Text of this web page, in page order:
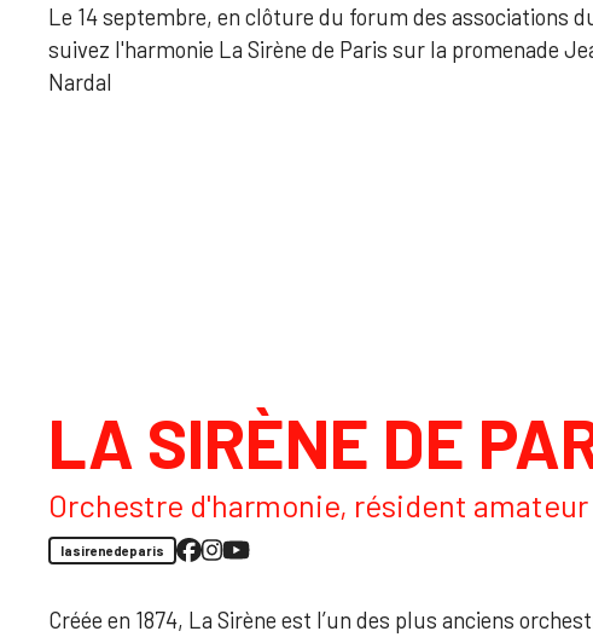
Le 14 septembre, en clôture du forum des associations
suivez l'harmonie La Sirène de Paris sur la promenade
Nardal
LA SIRÈNE DE
Orchestre d'harmonie, résident amateur
lasirenedeparis
Créée en 1874, La Sirène est l’un des plus anciens